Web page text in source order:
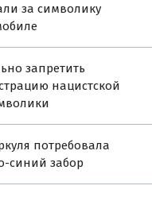
за символику
запретить
нацистской
потребовала
синий забор